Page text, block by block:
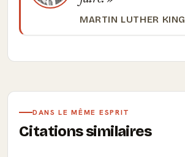
MARTIN LUTHER KING
DANS LE MÊME ESPRIT
Citations similaires